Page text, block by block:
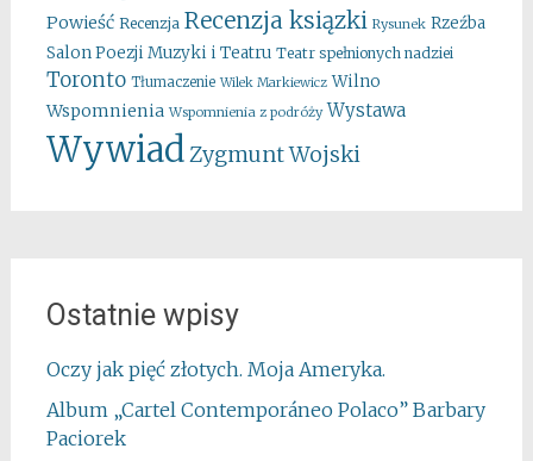
Powieść Recenzja Recenzja ksiązki Rysunek Rzeźba
Salon Poezji Muzyki i Teatru Teatr spełnionych nadziei
Toronto Tłumaczenie Wilek Markiewicz Wilno
Wspomnienia Wspomnienia z podróży Wystawa
WywiadZygmunt Wojski
Ostatnie wpisy
Oczy jak pięć złotych. Moja Ameryka.
Album „Cartel Contemporáneo Polaco” Barbary
Paciorek